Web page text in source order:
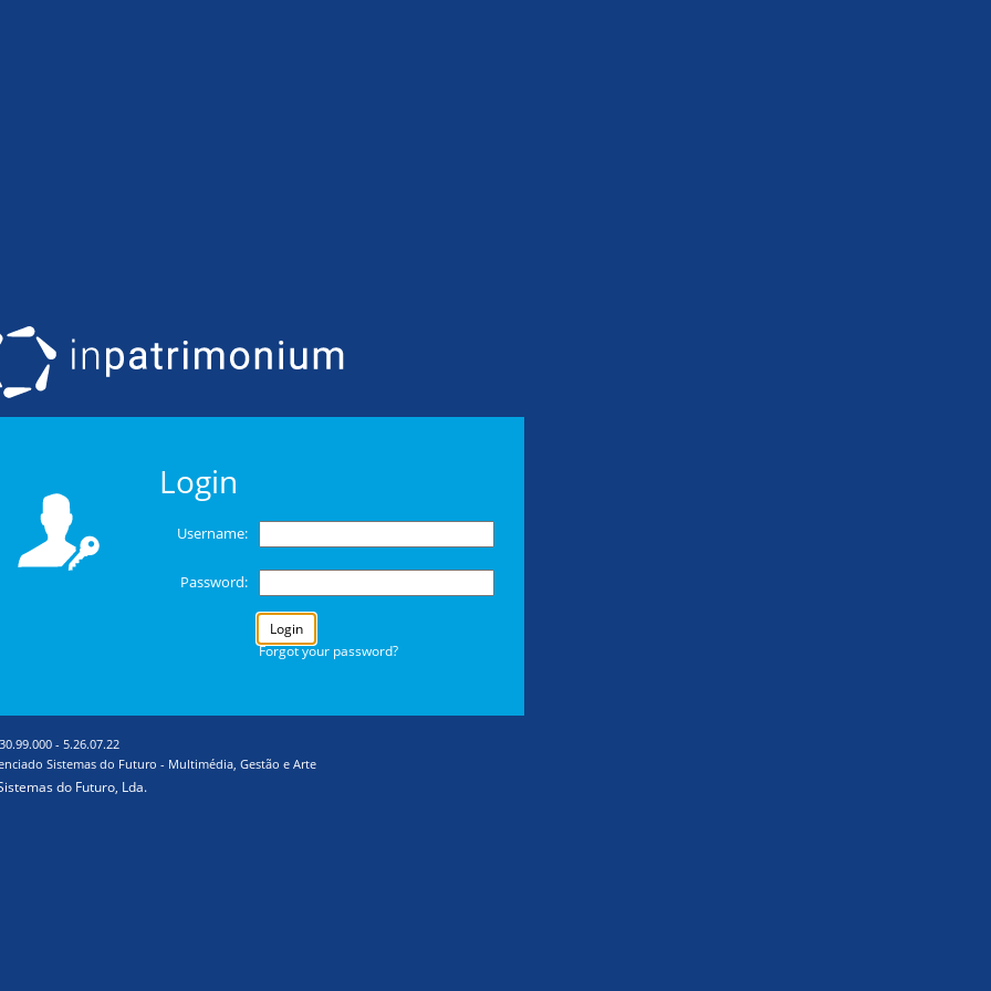
Login
Username:
Password:
Login
Forgot your password?
- 5.26.07.22
Sistemas do Futuro - Multimédia, Gestão e Arte
do Futuro, Lda.